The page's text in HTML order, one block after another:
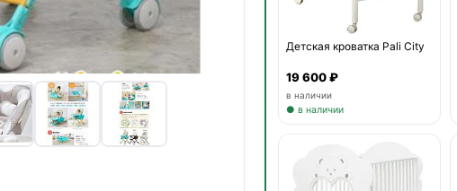
Детская кроватка Pali City
19 600 ₽
в наличии
● в наличии